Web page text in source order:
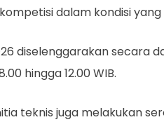
dalam kondisi
diselenggarakan
hingga 12.00 WIB.
teknis juga melakukan